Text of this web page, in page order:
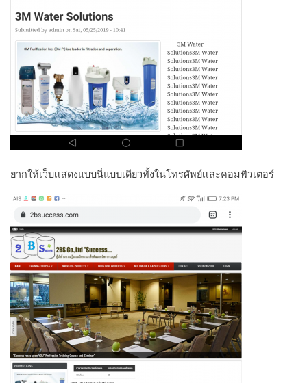
ยากให้เว็บเเสดงแบบนี่แบบเดียวทั้งในโทรศัพย์เเละคอมพิวเตอร์